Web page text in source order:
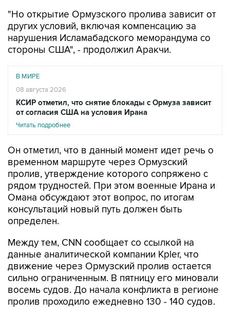
"Но открытие Ормузского пролива зависит от
других условий, включая компенсацию за
нарушения Исламабадского меморандума со
стороны США", - продолжил Аракчи.
В МИРЕ
08 августа 2026
КСИР отметил, что снятие блокады с Ормуза зависит
от согласия США на условия Ирана
Читать подробнее
Он отметил, что в данный момент идет речь о
временном маршруте через Ормузский
пролив, утверждение которого сопряжено с
рядом трудностей. При этом военные Ирана и
Омана обсуждают этот вопрос, по итогам
консультаций новый путь должен быть
определен.
Между тем, CNN сообщает со ссылкой на
данные аналитической компании Kpler, что
движение через Ормузский пролив остается
сильно ограниченным. В пятницу его миновали
восемь судов. До начала конфликта в регионе
пролив проходило ежедневно 130 - 140 судов.